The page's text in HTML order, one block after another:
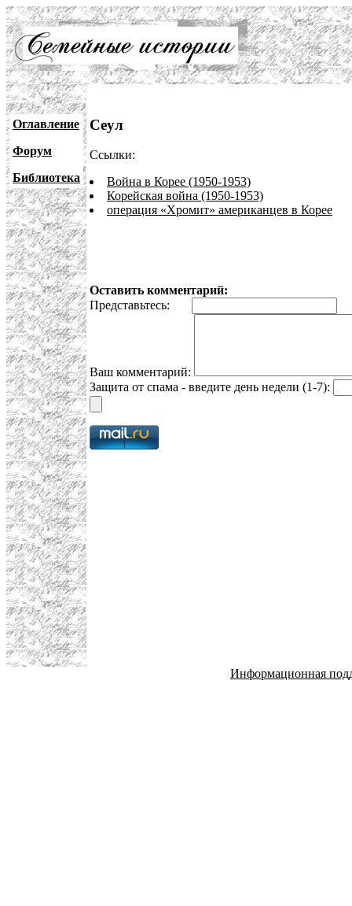
Оглавление
Форум
Библиотека
Сеул
Ссылки:
Война в Корее (1950-1953)
Корейская война (1950-1953)
операция «Хромит» американцев в Корее
Оставить комментарий:
Представьтесь:
Ваш комментарий:
Защита от спама - введите день недели (1-7):
Информационная